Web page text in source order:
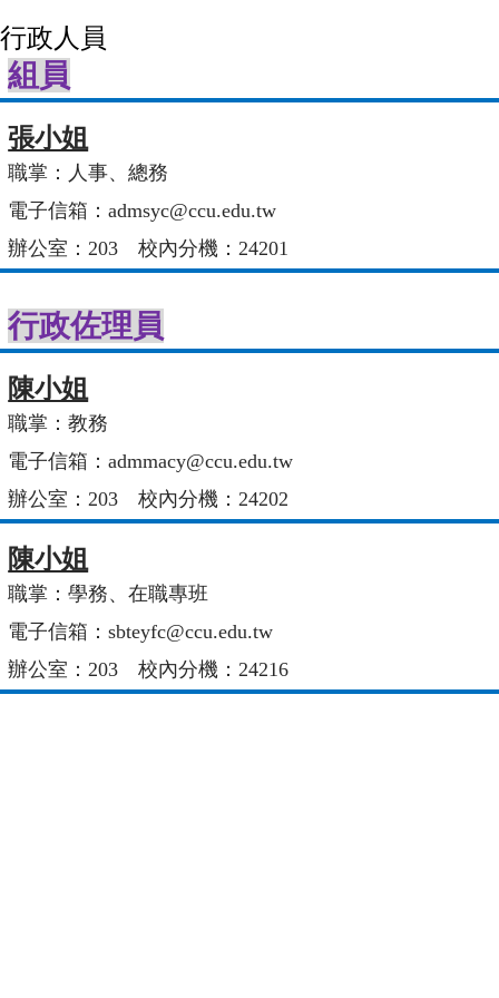
行政人員
組員
張小姐
職掌：人事、總務
電子信箱：admsyc@ccu.edu.tw
辦公室：203 校內分機：24201
行政佐理員
陳小姐
職掌：教務
電子信箱：admmacy@ccu.edu.tw
辦公室：203 校內分機：24202
陳小姐
職掌：學務、在職專班
電子信箱：sbteyfc@ccu.edu.tw
辦公室：203 校內分機：24216